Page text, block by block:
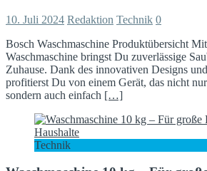
10. Juli 2024 Redaktion Technik 0
Bosch Waschmaschine Produktübersicht
Waschmaschine bringst Du zuverlässige
Zuhause. Dank des innovativen Designs
profitierst Du von einem Gerät, das nicht
sondern auch einfach […]
Technik